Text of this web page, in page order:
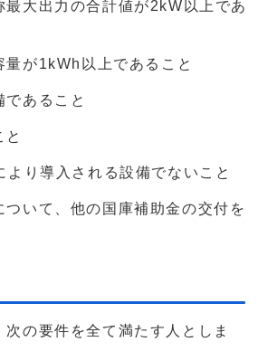
最大出力の合計値が2kW以上であ
量が1kWh以上であること
であること
と
より導入される設備でないこと
ついて、他の国庫補助金の交付を
の要件を全て満たす人としま